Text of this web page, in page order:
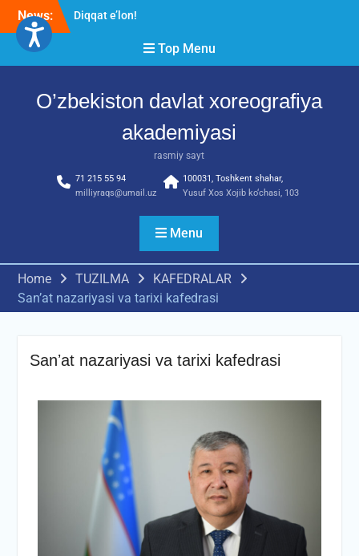
News:
Diqqat e’lon!
2026” tadbiri bo‘lib o‘tdi
RESPUBLIKA ILMIY-
Top Menu
O’zbekiston davlat xoreografiya
akademiyasi
rasmiy sayt
71 215 55 94
milliyraqs@umail.uz
100031, Toshkent shahar,
Yusuf Xos Xojib ko‘chasi, 103
Menu
Home TUZILMA
KAFEDRALAR
Sanʼat nazariyasi va tarixi kafedrasi
Sanʼat nazariyasi va tarixi kafedrasi